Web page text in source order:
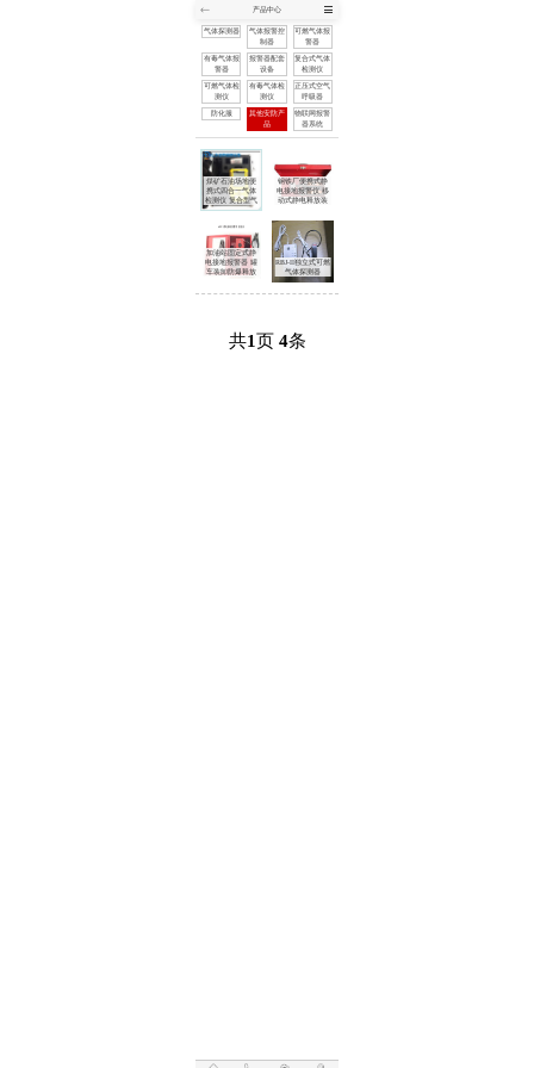
产品中心
气体探测器
气体报警控
制器
可燃气体报
警器
有毒气体报
警器
报警器配套
设备
复合式气体
检测仪
可燃气体检
测仪
有毒气体检
测仪
正压式空气
呼吸器
防化服
其他安防产
品
物联网报警
器系统
煤矿石油场地便
携式四合一气体
检测仪 复合型气
钢铁厂便携式静
电接地报警仪 移
动式静电释放装
加油站固定式静
电接地报警器 罐
车装卸防爆释放
RBJ-II独立式可燃
气体探测器
共1页 4条